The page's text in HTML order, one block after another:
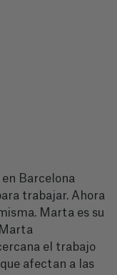
en Barcelona
trabajar. Ahora
Marta es su
el trabajo
afectan a las